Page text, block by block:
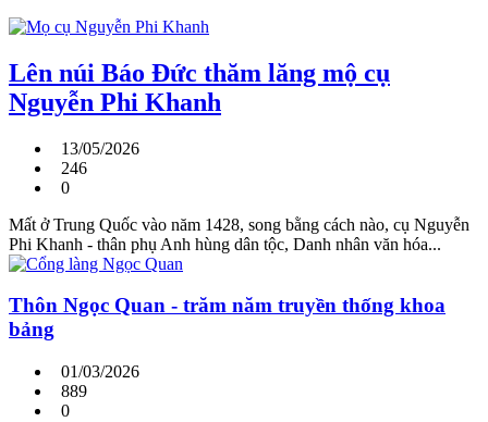
Lên núi Báo Đức thăm lăng mộ cụ
Nguyễn Phi Khanh
13/05/2026
246
0
Mất ở Trung Quốc vào năm 1428, song bằng cách nào, cụ Nguyễn
Phi Khanh - thân phụ Anh hùng dân tộc, Danh nhân văn hóa...
Thôn Ngọc Quan - trăm năm truyền thống khoa
bảng
01/03/2026
889
0